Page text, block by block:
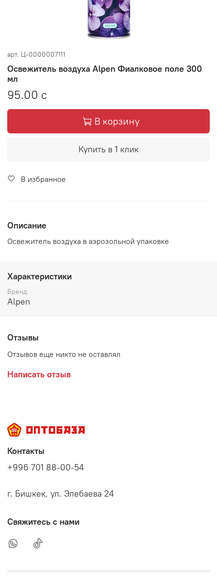
арт. Ц-0000007111
Освежитель воздуха Alpen Фиалковое поле 300
мл
95.00 с
В корзину
Купить в 1 клик
В избранное
Описание
Освежитель воздуха в аэрозольной упаковке
Характеристики
Бренд
Alpen
Отзывы
Отзывов еще никто не оставлял
Написать отзыв
Контакты
+996 701 88-00-54
г. Бишкек, ул. Элебаева 24
Свяжитесь с нами